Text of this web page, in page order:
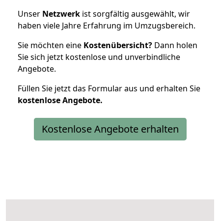
Unser Netzwerk ist sorgfältig ausgewählt, wir
haben viele Jahre Erfahrung im Umzugsbereich.
Sie möchten eine Kostenübersicht? Dann holen
Sie sich jetzt kostenlose und unverbindliche
Angebote.
Füllen Sie jetzt das Formular aus und erhalten Sie
kostenloseAngebote.
Kostenlose Angebote erhalten